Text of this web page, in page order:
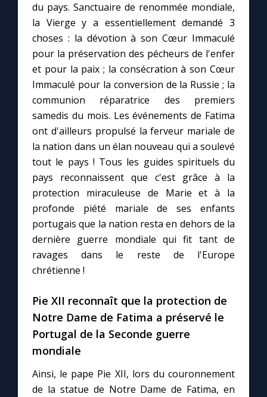
du pays. Sanctuaire de renommée mondiale,
la Vierge y a essentiellement demandé 3
choses : la dévotion à son Cœur Immaculé
pour la préservation des pécheurs de l'enfer
et pour la paix ; la consécration à son Cœur
Immaculé pour la conversion de la Russie ; la
communion réparatrice des premiers
samedis du mois. Les événements de Fatima
ont d'ailleurs propulsé la ferveur mariale de
la nation dans un élan nouveau qui a soulevé
tout le pays ! Tous les guides spirituels du
pays reconnaissent que c'est grâce à la
protection miraculeuse de Marie et à la
profonde piété mariale de ses enfants
portugais que la nation resta en dehors de la
dernière guerre mondiale qui fit tant de
ravages dans le reste de l'Europe
chrétienne !
Pie XII reconnaît que la protection de
Notre Dame de Fatima a préservé le
Portugal de la Seconde guerre
mondiale
Ainsi, le pape Pie XII, lors du couronnement
de la statue de Notre Dame de Fatima, en